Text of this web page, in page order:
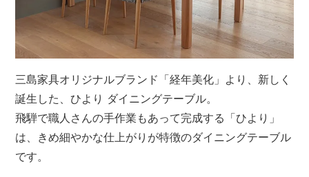
メールマガジン
Instagram
三島家具オリジナルブランド「経年美化」より、新しく
誕生した、ひより ダイニングテーブル。
飛騨で職人さんの手作業もあって完成する「ひより」
は、きめ細やかな仕上がりが特徴のダイニングテーブル
です。